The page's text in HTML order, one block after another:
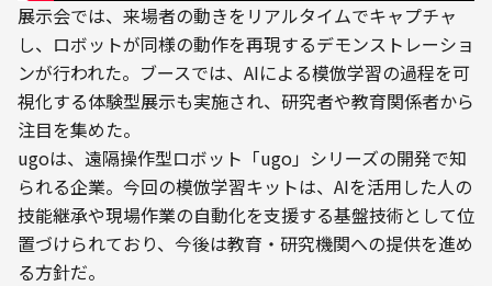
展示会では、来場者の動きをリアルタイムでキャプチャ
し、ロボットが同様の動作を再現するデモンストレーショ
ンが行われた。ブースでは、AIによる模倣学習の過程を可
視化する体験型展示も実施され、研究者や教育関係者から
注目を集めた。
ugoは、遠隔操作型ロボット「ugo」シリーズの開発で知
られる企業。今回の模倣学習キットは、AIを活用した人の
技能継承や現場作業の自動化を支援する基盤技術として位
置づけられており、今後は教育・研究機関への提供を進め
る方針だ。